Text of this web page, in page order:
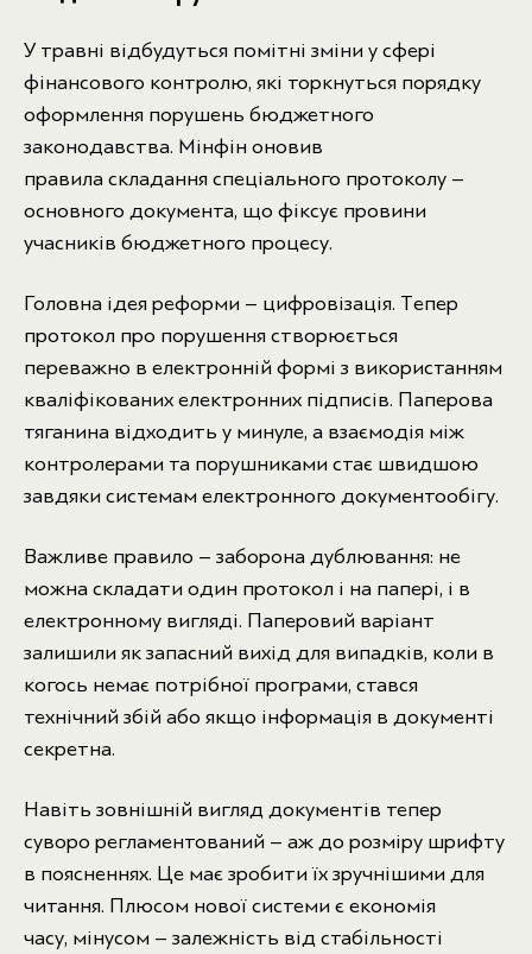
У травні відбудуться помітні зміни у сфері
фінансового контролю, які торкнуться порядку
оформлення порушень бюджетного
законодавства. Мінфін оновив
правила складання спеціального протоколу –
основного документа, що фіксує провини
учасників бюджетного процесу.
Головна ідея реформи – цифровізація. Тепер
протокол про порушення створюється
переважно в електронній формі з використанням
кваліфікованих електронних підписів. Паперова
тяганина відходить у минуле, а взаємодія між
контролерами та порушниками стає швидшою
завдяки системам електронного документообігу.
Важливе правило – заборона дублювання: не
можна складати один протокол і на папері, і в
електронному вигляді. Паперовий варіант
залишили як запасний вихід для випадків, коли в
когось немає потрібної програми, стався
технічний збій або якщо інформація в документі
секретна.
Навіть зовнішній вигляд документів тепер
суворо регламентований – аж до розміру шрифту
в поясненнях. Це має зробити їх зручнішими для
читання. Плюсом нової системи є економія
часу, мінусом – залежність від стабільності